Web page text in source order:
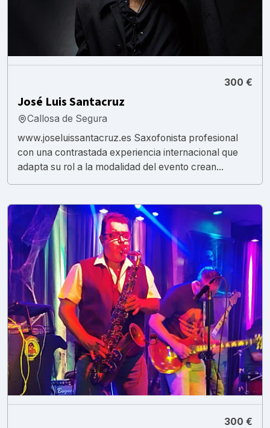
300 €
José Luis Santacruz
Callosa de Segura
www.joseluissantacruz.es Saxofonista profesional
con una contrastada experiencia internacional que
adapta su rol a la modalidad del evento crean...
300 €